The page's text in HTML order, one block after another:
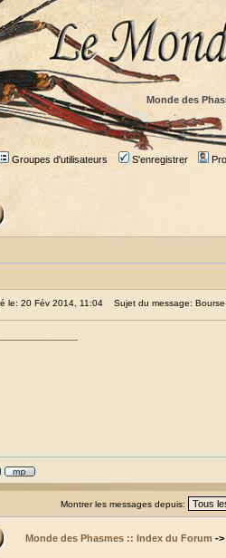
Monde des
Groupes d'utilisateurs S'enregistrer
le: 20 Fév 2014, 11:04 Sujet du message:
Montrer les messages depuis:
Monde des Phasmes :: Index du Forum ->